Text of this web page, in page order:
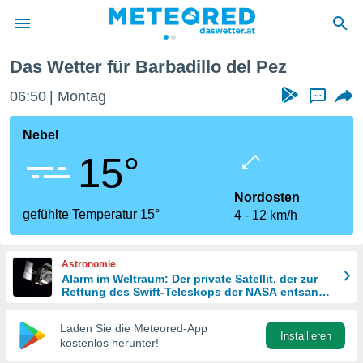
wurde
dass
sind.
diese
Das Wetter für Barbadillo del Pez
06:50 Montag ...
Nebel
15°
gefühlte Temperatur 15°
Nordosten
4
12 km/h
Astronomie
Alarm im Weltraum: Der private Satellit, der zur
Rettung des Swift-Teleskops der NASA entsandt
Laden Sie die Meteored-App
kostenlos herunter!
Installieren